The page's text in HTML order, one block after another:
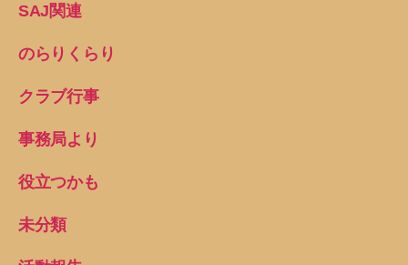
SAJ関連
のらりくらり
クラブ行事
事務局より
役立つかも
未分類